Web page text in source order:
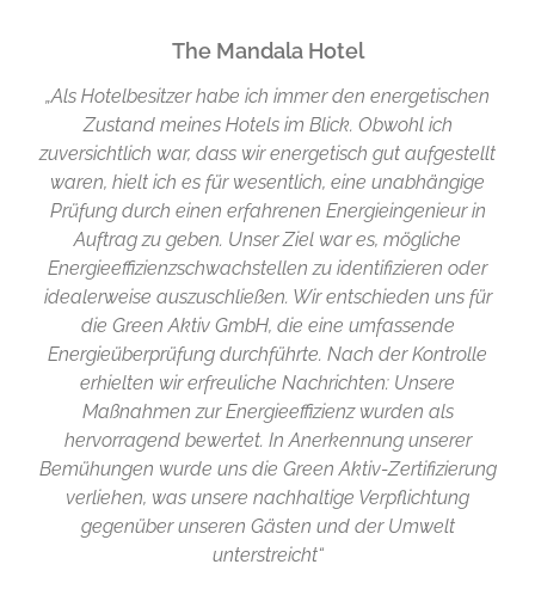
The Mandala Hotel
„Als Hotelbesitzer habe ich immer den energetischen
Zustand meines Hotels im Blick. Obwohl ich
zuversichtlich war, dass wir energetisch gut aufgestellt
waren, hielt ich es für wesentlich, eine unabhängige
Prüfung durch einen erfahrenen Energieingenieur in
Auftrag zu geben. Unser Ziel war es, mögliche
Energieeffizienzschwachstellen zu identifizieren oder
idealerweise auszuschließen. Wir entschieden uns für
die Green Aktiv GmbH, die eine umfassende
Energieüberprüfung durchführte. Nach der Kontrolle
erhielten wir erfreuliche Nachrichten: Unsere
Maßnahmen zur Energieeffizienz wurden als
hervorragend bewertet. In Anerkennung unserer
Bemühungen wurde uns die Green Aktiv-Zertifizierung
verliehen, was unsere nachhaltige Verpflichtung
gegenüber unseren Gästen und der Umwelt
unterstreicht“